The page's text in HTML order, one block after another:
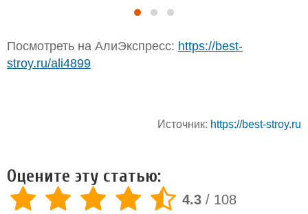
Посмотреть на АлиЭкспресс: https://best-
stroy.ru/ali4899
Источник: https://best-stroy.ru
Оцените эту статью:
4.3 / 108